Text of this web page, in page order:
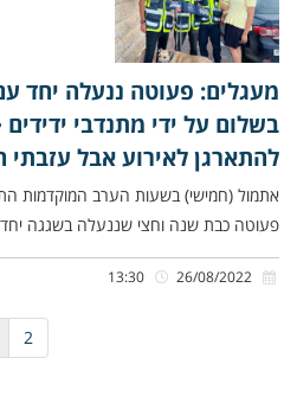
מעגלים: פעוטה ננעלה יחד
בשלום על ידי מתנדבי
להתארגן לאירוע אבל עזבתי
אתמול (חמישי) בשעות הערב המוקדמות
פעוטה כבת שנה וחצי שננעלה בשגגה
2